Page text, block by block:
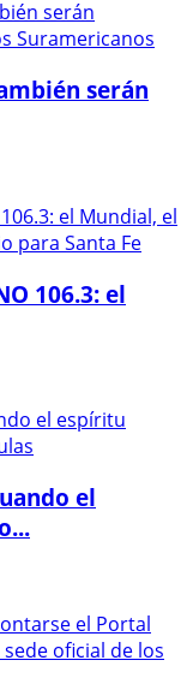
serán
106.3: el
el